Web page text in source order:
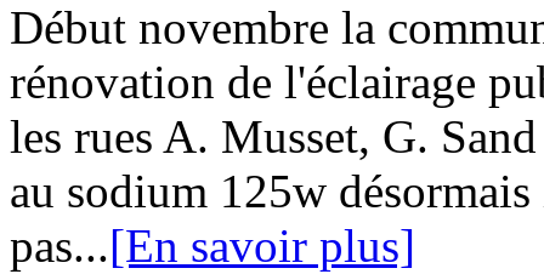
Début novembre la
rénovation de l'éclairage
les rues A. Musset, G.
au sodium 125w
pas...[En savoir plus]